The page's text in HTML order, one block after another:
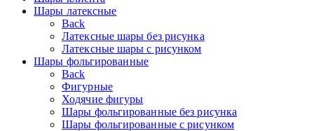
Шары латексные
Back
Латексные шары без рисунка
Латексные шары с рисунком
Шары фольгированные
Back
Фигурные
Ходячие фигуры
Шары фольгированные без рисунка
Шары фольгированные с рисунком